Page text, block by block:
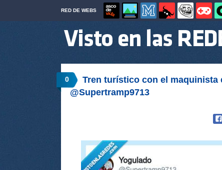
RED DE WEBS
0
Tren turístico con el maquinista
@Supertramp9713